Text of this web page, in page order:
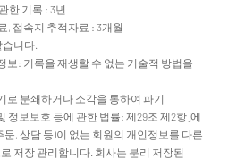
한 기록 : 3년
, 접속지 추적자료 : 3개월
니다.
보: 기록을 재생할 수 없는 기술적 방법을
로 분쇄하거나 소각을 통하여 파기
보보호 등에 관한 법률: 제29조 제2항]에
, 상담 등)이 없는 회원의 개인정보를 다른
저장 관리합니다. 회사는 분리 저장된